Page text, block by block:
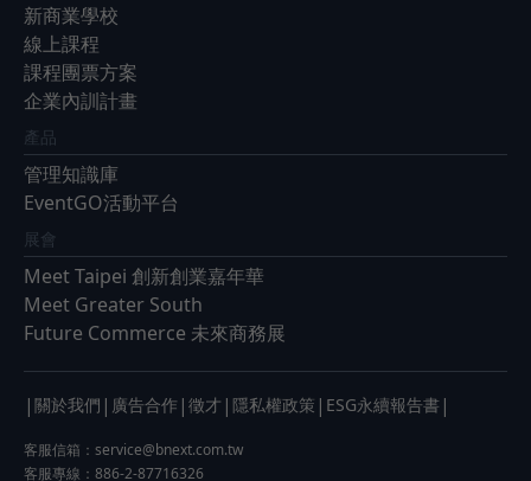
新商業學校
線上課程
課程團票方案
企業內訓計畫
產品
管理知識庫
EventGO活動平台
展會
Meet Taipei 創新創業嘉年華
Meet Greater South
Future Commerce 未來商務展
| 關於我們 | 廣告合作 | 徵才 | 隱私權政策 | ESG永續報告書 |
客服信箱： service@bnext.com.tw
客服專線：886-2-87716326